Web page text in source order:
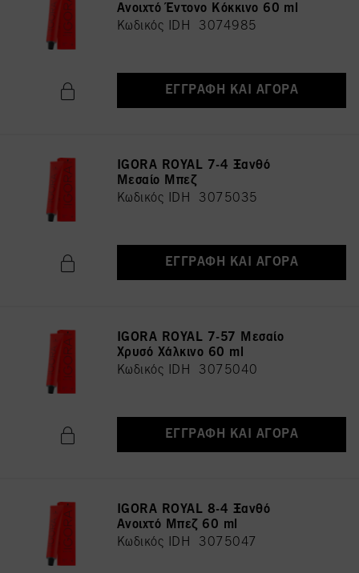
Ανοιχτό Έντονο Κόκκινο 60 ml
Κωδικός IDH 3074985
ΕΓΓΡΑΦΉ ΚΑΙ ΑΓΟΡΆ
IGORA ROYAL 7-4 Ξανθό
Μεσαίο Μπεζ
Κωδικός IDH 3075035
ΕΓΓΡΑΦΉ ΚΑΙ ΑΓΟΡΆ
IGORA ROYAL 7-57 Μεσαίο
Χρυσό Χάλκινο 60 ml
Κωδικός IDH 3075040
ΕΓΓΡΑΦΉ ΚΑΙ ΑΓΟΡΆ
IGORA ROYAL 8-4 Ξανθό
Ανοιχτό Μπεζ 60 ml
Κωδικός IDH 3075047